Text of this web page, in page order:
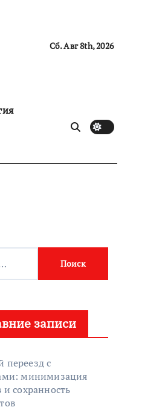
Сб. Авг 8th, 2026
записи
с
минимизация
и сохранность